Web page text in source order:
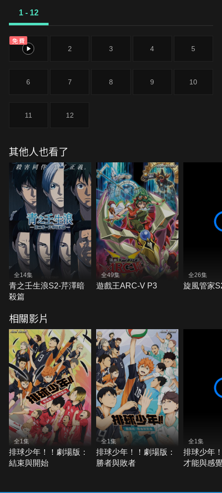
每次成功打出Turkey後，接下來卻總會面臨難解的
想要贏。如果妳不想贏，那我就退出社團。」──這
是關於麻衣、利奈、紗佑里、希、七瀬……5位一刻
1 - 12
免費
1 2 3 4 5
6 7 8 9 10
11 12
其他人也看了
全14集
青之壬生浪S2-芹澤暗
殺篇
全49集
遊戲王ARC-V P3
全26集
旋風管家
相關影片
全1集
排球少年！！劇場版：
結束與開始
全1集
排球少年！！劇場版：
勝者與敗者
全1集
排球少年
才能與感